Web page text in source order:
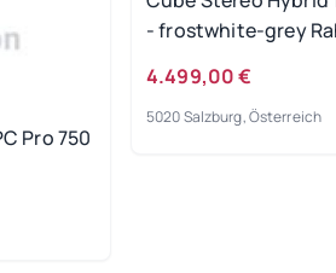
Pro 750
- frostwhite-grey
4.499,00 €
5020 Salzburg, Österreich